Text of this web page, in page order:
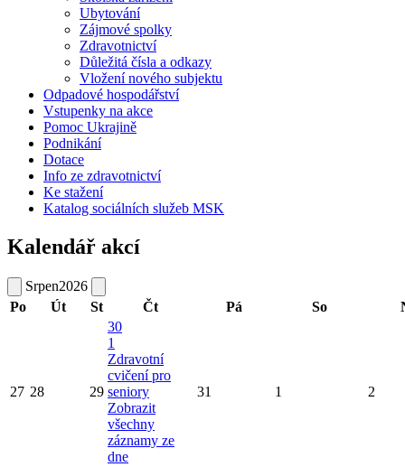
Ubytování
Zájmové spolky
Zdravotnictví
Důležitá čísla a odkazy
Vložení nového subjektu
Odpadové hospodářství
Vstupenky na akce
Pomoc Ukrajině
Podnikání
Dotace
Info ze zdravotnictví
Ke stažení
Katalog sociálních služeb MSK
Kalendář akcí
Srpen2026
Po
Út St Čt Pá So
27 28 29
30
1
Zdravotní
cvičení pro
seniory
Zobrazit
všechny
záznamy ze
dne
31 1 2